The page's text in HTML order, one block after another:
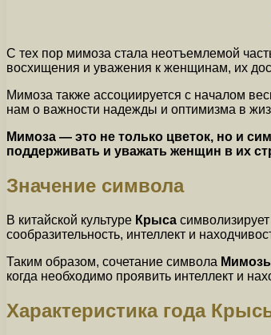
С тех пор мимоза стала неотъемлемой
восхищения и уважения к женщинам, их
Мимоза также ассоциируется с началом
нам о важности надежды и оптимизма в
Мимоза — это не только цветок, но и
поддерживать и уважать женщин в их
Значение символа
В китайской культуре Крыса
сообразительность, интеллект и
Таким образом, сочетание символа
когда необходимо проявить интеллект и
Характеристика года